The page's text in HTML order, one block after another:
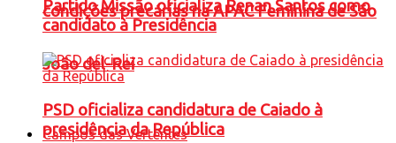
condições precárias na APAC Feminina de São
João del-Rei
Campos das Vertentes
Partido Missão oficializa Renan Santos como
candidato à Presidência
PSD oficializa candidatura de Caiado à
presidência da República